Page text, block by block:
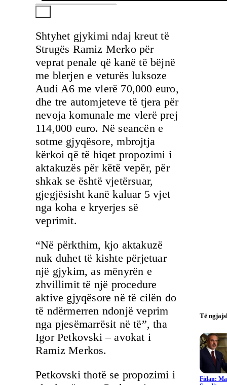
Shtyhet gjykimi ndaj kreut të
Strugës Ramiz Merko për
veprat penale që kanë të bëjnë
me blerjen e veturës luksoze
Audi A6 me vlerë 70,000 euro,
dhe tre automjeteve të tjera për
nevoja komunale me vlerë prej
114,000 euro. Në seancën e
sotme gjyqësore, mbrojtja
kërkoi që të hiqet propozimi i
aktakuzës për këtë vepër, për
shkak se është vjetërsuar,
gjegjësisht kanë kaluar 5 vjet
nga koha e kryerjes së
veprimit.
“Në përkthim, kjo aktakuzë
nuk duhet të kishte përjetuar
një gjykim, as mënyrën e
zhvillimit të një procedure
aktive gjyqësore në të cilën do
të ndërmerren ndonjë veprim
nga pjesëmarrësit në të”, tha
Igor Petkovski – avokat i
Ramiz Merkos.
Petkovski thotë se propozimi i
Të
Fidan: